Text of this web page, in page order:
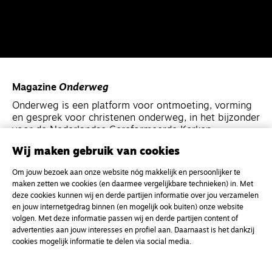
Magazine Onderweg
Onderweg is een platform voor ontmoeting, vorming
en gesprek voor christenen onderweg, in het bijzonder
voor de Nederlandse Gereformeerde Kerken.
Kvk-nummer 33277063
NL46 INGB 0117 5827 86
info@onderwegonline.nl
Wij maken gebruik van cookies
Om jouw bezoek aan onze website nóg makkelijk en persoonlijker te
maken zetten we cookies (en daarmee vergelijkbare technieken) in. Met
deze cookies kunnen wij en derde partijen informatie over jou verzamelen
en jouw internetgedrag binnen (en mogelijk ook buiten) onze website
volgen. Met deze informatie passen wij en derde partijen content of
advertenties aan jouw interesses en profiel aan. Daarnaast is het dankzij
cookies mogelijk informatie te delen via social media.